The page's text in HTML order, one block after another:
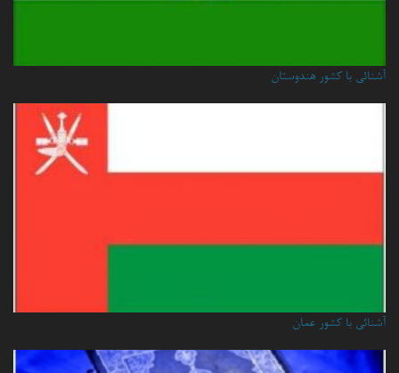
آشنائی با کشور هندوستان
آشنائي با كشور عمان